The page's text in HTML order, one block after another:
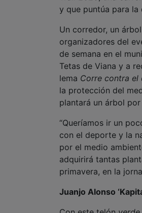
y que puntúa para la
Un corredor, un
organizadores del
de semana en el
Tetas de Viana y a
lema Corre contra el
la protección del
plantará un árbol
“Queríamos ir un
con el deporte y la
por el medio
adquirirá tantas
primavera, en la
Juanjo Alonso